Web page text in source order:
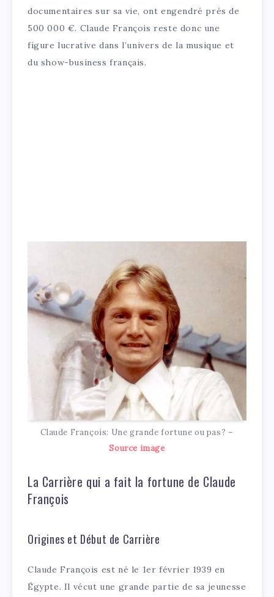
documentaires sur sa vie, ont engendré prés de
500 000 €. Claude François reste donc une
figure lucrative dans l’univers de la musique et
du show-business français.
Claude François: Une grande fortune ou pas? –
Source image
La Carrière qui a fait la fortune de Claude
François
Origines et Début de Carrière
Claude François est né le 1er février 1939 en
Égypte. Il vécut une grande partie de sa jeunesse